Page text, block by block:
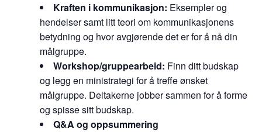
Kraften i kommunikasjon: Eksempler og
hendelser samt litt teori om kommunikasjonens
betydning og hvor avgjørende det er for å nå din
målgruppe.
Workshop/gruppearbeid: Finn ditt budskap
og legg en ministrategi for å treffe ønsket
målgruppe. Deltakerne jobber sammen for å forme
og spisse sitt budskap.
Q&A og oppsummering